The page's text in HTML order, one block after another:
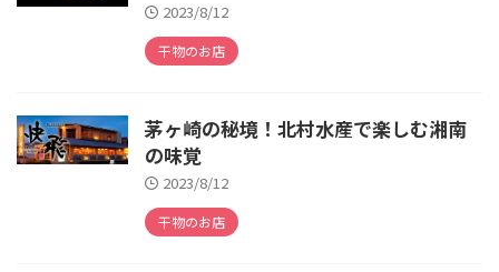
2023/8/12
干物のお店
茅ヶ崎の秘境！北村水産で楽しむ湘南
の味覚
2023/8/12
干物のお店